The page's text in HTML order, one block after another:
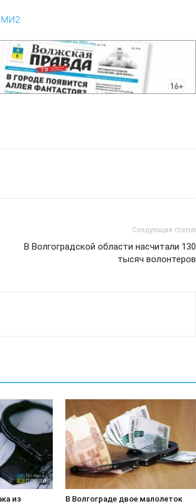
Следующая статья
В Волгоградской области насчитали 130
тысяч волонтеров
из
В Волгограде двое малолеток